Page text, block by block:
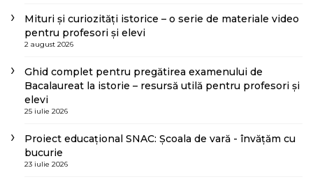
Mituri și curiozități istorice – o serie de materiale video
pentru profesori și elevi
2 august 2026
Ghid complet pentru pregătirea examenului de
Bacalaureat la istorie – resursă utilă pentru profesori și
elevi
25 iulie 2026
Proiect educațional SNAC: Școala de vară - învățăm cu
bucurie
23 iulie 2026